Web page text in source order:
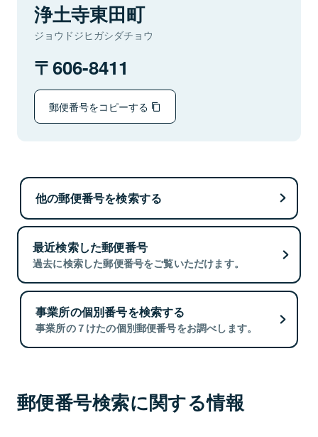
浄土寺東田町
ジョウドジヒガシダチョウ
606-8411
郵便番号をコピーする
他の郵便番号を検索する
最近検索した郵便番号
過去に検索した郵便番号をご覧いただけます。
事業所の個別番号を検索する
事業所の７けたの個別郵便番号をお調べします。
郵便番号検索に関する情報